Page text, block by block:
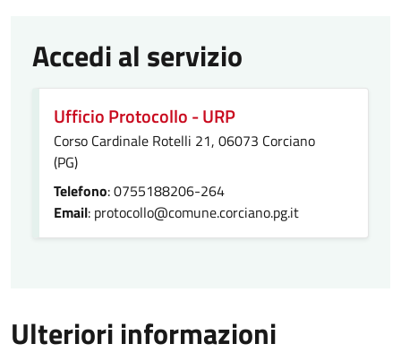
Accedi al servizio
Ufficio Protocollo - URP
Corso Cardinale Rotelli 21, 06073 Corciano
(PG)
Telefono: 0755188206-264
Email: protocollo@comune.corciano.pg.it
Ulteriori informazioni